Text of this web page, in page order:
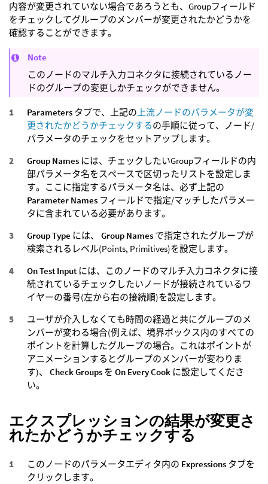
内容が変更されていない場合であろうとも、Groupフィールド
をチェックしてグループのメンバーが変更されたかどうかを
確認することができます。
Note
このノードのマルチ入力コネクタに接続されているノー
ドのグループの変更しかチェックができません。
Parameters タブで、上記の上流ノードのパラメータが変
更されたかどうかチェックするの手順に従って、ノード/
パラメータのチェックをセットアップします。
Group Names には、チェックしたいGroupフィールドの内
部パラメータ名をスペースで区切ったリストを設定しま
す。ここに指定するパラメータ名は、必ず上記の
Parameter Names フィールドで指定/マッチしたパラメー
タに含まれている必要があります。
Group Type には、 Group Names で指定されたグループが
検索されるレベル(Points, Primitives)を設定します。
On Test Input には、このノードのマルチ入力コネクタに接
続されているチェックしたいノードが接続されているワ
イヤーの番号(左から右の接続順)を設定します。
ユーザが介入しなくても時間の経過と共にグループのメ
ンバーが変わる場合(例えば、境界ボックス内のすべての
ポイントを計算したグループの場合。これはポイントが
アニメーションするとグループのメンバーが変わりま
す)、 Check Groups を On Every Cook に設定してくださ
い。
エクスプレッションの結果が変更さ
れたかどうかチェックする
このノードのパラメータエディタ内の Expressions タブを
クリックします。